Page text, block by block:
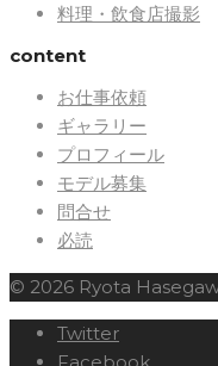
料理・飲食店撮影
content
お仕事依頼
ギャラリー
プロフィール
モデル募集
問合せ
必読
© 2026 Ryota
Twitter
Facebook